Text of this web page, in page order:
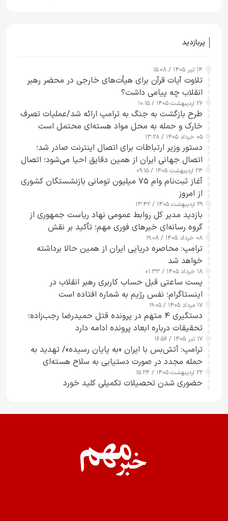
پربازدید
۱۴ تیر ۱۴۰۵ / ۱۵:۰۸
تلاوت آیات قرآن برای هیأت‌های خارجی در محضر رهبر
انقلاب چه پیامی داشت؟
۲۶ اردیبهشت ۱۴۰۵ / ۱۰:۱۵
طرح‌ بازگشت به جنگ به ترامپ ارائه شد/عملیات تصرف
خارک و حمله به محل مواد هسته‌ای محتمل است
۰۵ خرداد ۱۴۰۵ / ۱۳:۲۸
دستور وزیر ارتباطات برای اتصال اینترنت صادر شد؛
اتصال جهانی ایران از همین دقایق احیا می‌شود؛ اتصال
کامل مردم تا ۲۴ ساعت آینده
۲۴ اردیبهشت ۱۴۰۵ / ۰۹:۱۵
آغاز ثبت‌نام وام ۷۵ میلیون تومانی بازنشستگان کشوری
از امروز
۲۹ اردیبهشت ۱۴۰۵ / ۱۳:۴۲
بازدید مدیر کل روابط عمومی نهاد ریاست جمهوری از
گروه رسانه‌ای خبرهای فوری مهم؛ تأکید بر نقش
رسانه‌های هوشمند و مسئول در ارتقای آگاهی عمومی
۰۸ خرداد ۱۴۰۵ / ۱۹:۰۸
ترامپ: محاصره دریایی ایران از همین حالا برداشته
خواهد شد
۱۸ خرداد ۱۴۰۵ / ۰۱:۳۳
پست ساعتی قبل حساب کاربری رهبر انقلاب در
اینستاگرام؛ نفس رژیم به شماره افتاده است​
۱۷ مرداد ۱۴۰۵ / ۱۹:۰۵
دستگیری ۴ متهم در پرونده قتل حمیدرضا رجب‌زاده؛
تحقیقات درباره ابعاد پرونده ادامه دارد
۱۷ تیر ۱۴۰۵ / ۱۶:۵۶
ترامپ: آتش‌بس با ایران «به پایان رسیده»/ تهدید به
حمله مجدد در صورت دستیابی به سلاح هسته‌ای
۲۲ اردیبهشت ۱۴۰۵ / ۱۵:۲۴
حضوری شدن تحصیلات تکمیلی کلید خورد